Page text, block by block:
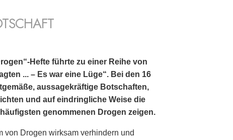
Hefte führte zu einer Reihe von
... – Es war eine Lüge“. Bei den 16
aussagekräftige Botschaften,
und auf eindringliche Weise die
genommenen Drogen zeigen.
von Drogen wirksam verhindern und